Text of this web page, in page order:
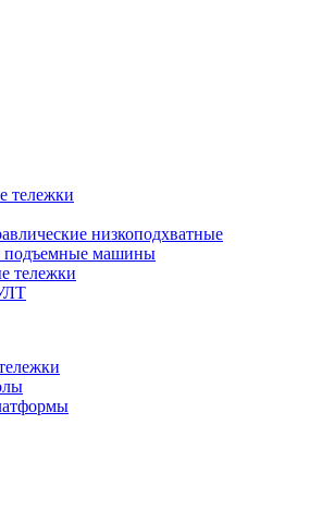
тележки
низкоподхватные
подъемные машины
тележки